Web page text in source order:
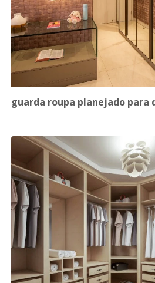
guarda roupa planejado para